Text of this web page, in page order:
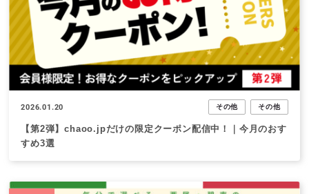
2026.01.20 その他 その他
【第2弾】chaoo.jpだけの限定クーポン配信中！｜今月のおす
すめ3選